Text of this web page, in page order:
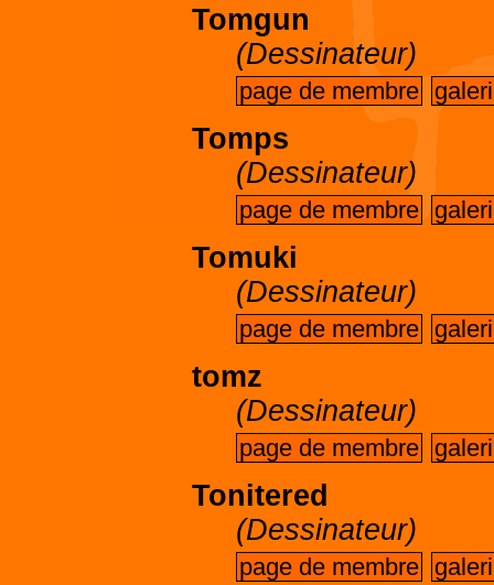
Tomgun
(Dessinateur)
page de membre
Tomps
(Dessinateur)
page de membre
Tomuki
(Dessinateur)
page de membre
tomz
(Dessinateur)
page de membre
Tonitered
(Dessinateur)
page de membre